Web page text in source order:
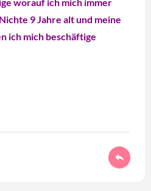
9 Jahre alt und meine
ich mich beschäftige